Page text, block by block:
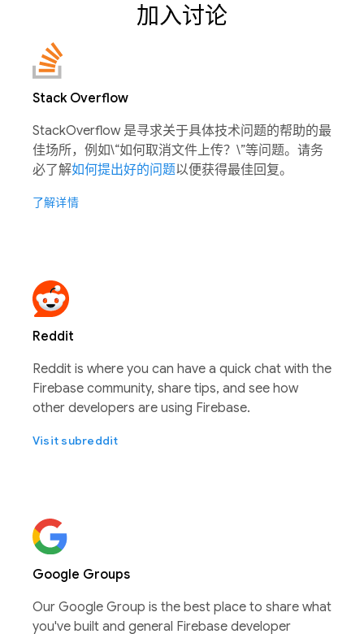
加入讨论
Stack Overflow
StackOverflow 是寻求关于具体技术问题的帮助的最
佳场所，例如\“如何取消文件上传？\”等问题。请务
必了解如何提出好的问题以便获得最佳回复。
了解详情
Reddit
Reddit is where you can have a quick chat with the
Firebase community, share tips, and see how
other developers are using Firebase.
Visit subreddit
Google Groups
Our Google Group is the best place to share what
you've built and general Firebase developer